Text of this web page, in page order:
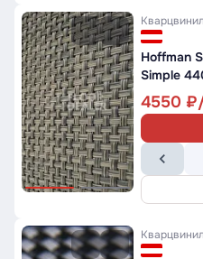
Hoffman
Simple
4550